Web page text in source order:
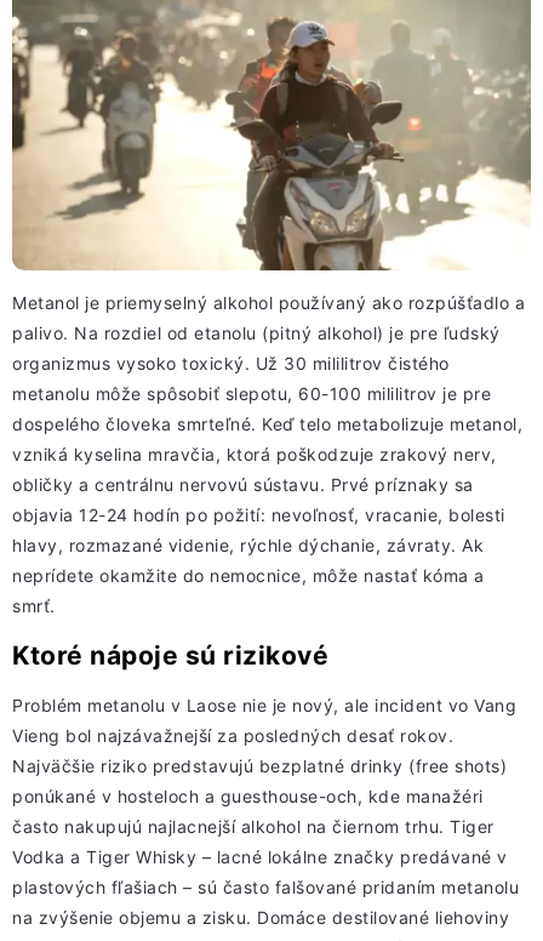
Metanol je priemyselný alkohol používaný ako rozpúšťadlo a
palivo. Na rozdiel od etanolu (pitný alkohol) je pre ľudský
organizmus vysoko toxický. Už 30 mililitrov čistého
metanolu môže spôsobiť slepotu, 60-100 mililitrov je pre
dospelého človeka smrteľné. Keď telo metabolizuje metanol,
vzniká kyselina mravčia, ktorá poškodzuje zrakový nerv,
obličky a centrálnu nervovú sústavu. Prvé príznaky sa
objavia 12-24 hodín po požití: nevoľnosť, vracanie, bolesti
hlavy, rozmazané videnie, rýchle dýchanie, závraty. Ak
neprídete okamžite do nemocnice, môže nastať kóma a
smrť.
Ktoré nápoje sú rizikové
Problém metanolu v Laose nie je nový, ale incident vo Vang
Vieng bol najzávažnejší za posledných desať rokov.
Najväčšie riziko predstavujú bezplatné drinky (free shots)
ponúkané v hosteloch a guesthouse-och, kde manažéri
často nakupujú najlacnejší alkohol na čiernom trhu. Tiger
Vodka a Tiger Whisky – lacné lokálne značky predávané v
plastových fľašiach – sú často falšované pridaním metanolu
na zvýšenie objemu a zisku. Domáce destilované liehoviny